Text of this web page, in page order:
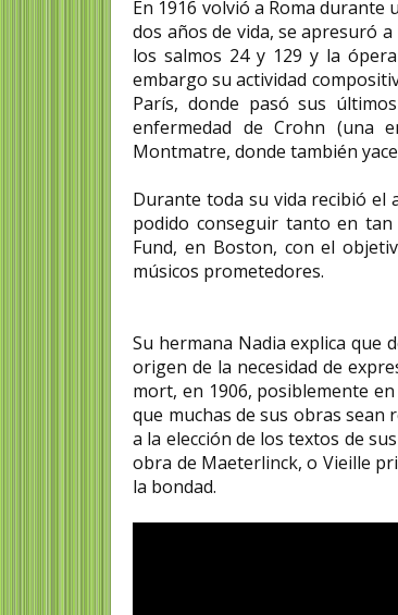
En 1916 volvió a Roma
dos años de vida, se apresuró
los salmos 24 y 129 y la
embargo su actividad
París, donde pasó sus
enfermedad de Crohn (una
Montmatre, donde también
Durante toda su vida recibió el
podido conseguir tanto en
Fund, en Boston, con el
músicos prometedores.
Su hermana Nadia explica que
origen de la necesidad de
mort, en 1906, posiblemente
que muchas de sus obras
a la elección de los textos de
obra de Maeterlinck, o Vieille
la bondad.